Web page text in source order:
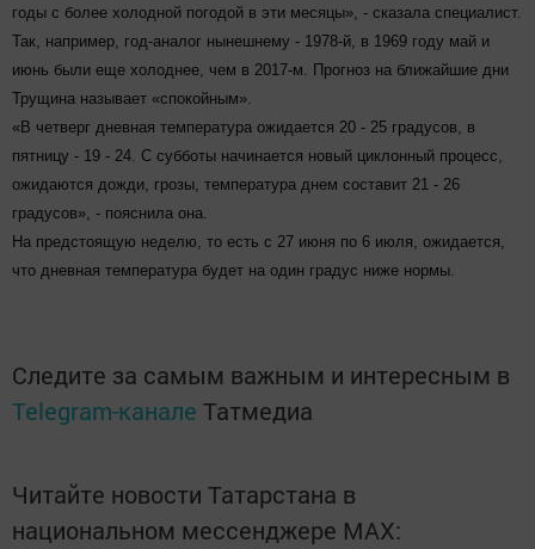
годы с более холодной погодой в эти месяцы», - сказала специалист.
Так, например, год-аналог нынешнему - 1978-й, в 1969 году май и
июнь были еще холоднее, чем в 2017-м. Прогноз на ближайшие дни
Трущина называет «спокойным».
«В четверг дневная температура ожидается 20 - 25 градусов, в
пятницу - 19 - 24. С субботы начинается новый циклонный процесс,
ожидаются дожди, грозы, температура днем составит 21 - 26
градусов», - пояснила она.
На предстоящую неделю, то есть с 27 июня по 6 июля, ожидается,
что дневная температура будет на один градус ниже нормы.
Следите за самым важным и интересным в
Telegram-канале Татмедиа
Читайте новости Татарстана в
национальном мессенджере MАХ: